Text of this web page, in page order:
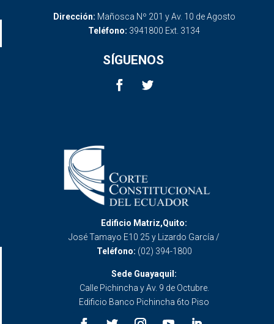
Dirección: Mañosca Nº 201 y Av. 10 de Agosto
Teléfono: 3941800 Ext. 3134
SÍGUENOS
Edificio Matriz,Quito:
José Tamayo E10 25 y Lizardo García /
Teléfono: (02) 394-1800
Sede Guayaquil:
Calle Pichincha y Av. 9 de Octubre.
Edificio Banco Pichincha 6to Piso